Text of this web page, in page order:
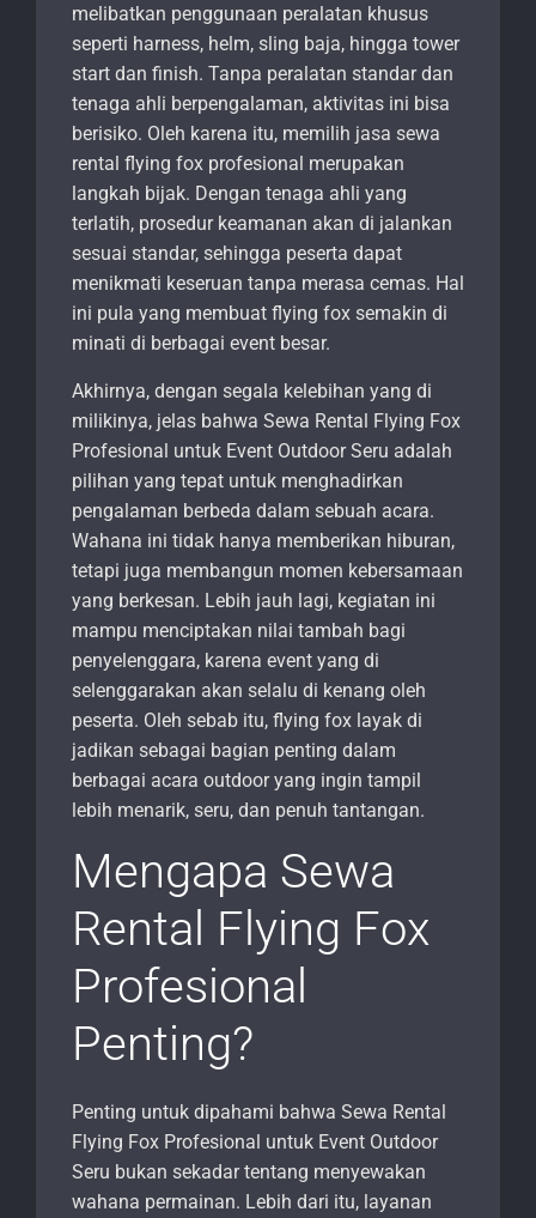
melibatkan penggunaan peralatan khusus
seperti harness, helm, sling baja, hingga tower
start dan finish. Tanpa peralatan standar dan
tenaga ahli berpengalaman, aktivitas ini bisa
berisiko. Oleh karena itu, memilih jasa sewa
rental flying fox profesional merupakan
langkah bijak. Dengan tenaga ahli yang
terlatih, prosedur keamanan akan di jalankan
sesuai standar, sehingga peserta dapat
menikmati keseruan tanpa merasa cemas. Hal
ini pula yang membuat flying fox semakin di
minati di berbagai event besar.
Akhirnya, dengan segala kelebihan yang di
milikinya, jelas bahwa Sewa Rental Flying Fox
Profesional untuk Event Outdoor Seru adalah
pilihan yang tepat untuk menghadirkan
pengalaman berbeda dalam sebuah acara.
Wahana ini tidak hanya memberikan hiburan,
tetapi juga membangun momen kebersamaan
yang berkesan. Lebih jauh lagi, kegiatan ini
mampu menciptakan nilai tambah bagi
penyelenggara, karena event yang di
selenggarakan akan selalu di kenang oleh
peserta. Oleh sebab itu, flying fox layak di
jadikan sebagai bagian penting dalam
berbagai acara outdoor yang ingin tampil
lebih menarik, seru, dan penuh tantangan.
Mengapa Sewa
Rental Flying Fox
Profesional
Penting?
Penting untuk dipahami bahwa Sewa Rental
Flying Fox Profesional untuk Event Outdoor
Seru bukan sekadar tentang menyewakan
wahana permainan. Lebih dari itu, layanan